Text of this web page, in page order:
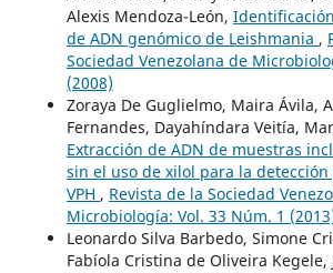
Alexis Mendoza-León,
de ADN genómico de Leishmania ,
Sociedad Venezolana de
(2008)
Zoraya De Guglielmo, Maira Ávila,
Fernandes, Dayahíndara Veitía,
Extracción de ADN de muestras
sin el uso de xilol para la
VPH , Revista de la Sociedad
Microbiología: Vol. 33 Núm. 1
Leonardo Silva Barbedo, Simone
Fabíola Cristina de Oliveira Kegele,